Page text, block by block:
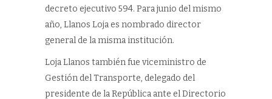
decreto ejecutivo 594. Para junio del mismo
año, Llanos Loja es nombrado director
general de la misma institución.
Loja Llanos también fue viceministro de
Gestión del Transporte, delegado del
presidente de la República ante el Directorio